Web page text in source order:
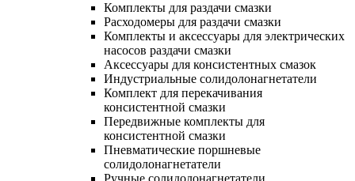
Комплекты для раздачи смазки
Расходомеры для раздачи смазки
Комплекты и аксессуары для электрических
насосов раздачи смазки
Аксессуары для консистентных смазок
Индустриальные солидолонагнетатели
Комплект для перекачивания
консистентной смазки
Передвижные комплекты для
консистентной смазки
Пневматические поршневые
солидолонагнетатели